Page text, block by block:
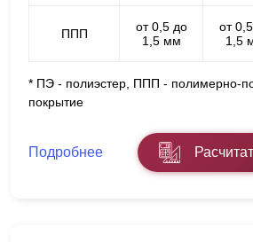
ППП
от 0,5 до
1,5 мм
от
1,5
* ПЭ - полиэстер, ППП - полимерно-
покрытие
Подробнее